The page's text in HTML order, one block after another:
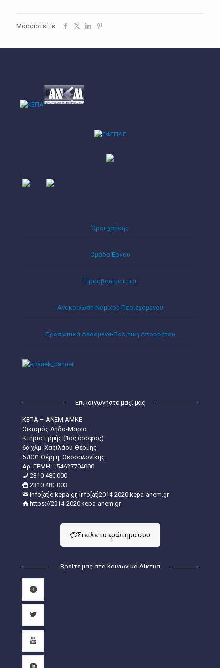
Μοιραστείτε
Όροι χρήσης
Ομάδα Έργου
Προσβασιμότητα
Ανακοίνωση Νομικού Περιεχομένου
Προσωπικά Δεδομένα-Πολιτική Απορρήτου
Επικοινωνήστε μαζί μας
ΚΕΠΑ – ΑΝΕΜ ΑΜΚΕ
Οικισμός Λήδα-Μαρία
Κτήριο Ερμής (1ος όροφος)
6ο χλμ. Χαριλάου-Θέρμης
57001 Θέρμη, Θεσσαλονίκης
Aρ. ΓΕΜΗ: 154627704000
2310 480.000
2310 480.003
info[at]e-kepa.gr, info[at]2014-2020.kepa-anem.gr
https://2014-2020.kepa-anem.gr
Στείλε τo ερώτημά σου
Βρείτε μας στα Κοινωνικά Δίκτυα